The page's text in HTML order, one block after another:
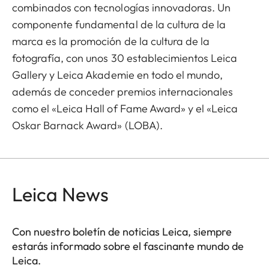
combinados con tecnologías innovadoras. Un
componente fundamental de la cultura de la
marca es la promoción de la cultura de la
fotografía, con unos 30 establecimientos Leica
Gallery y Leica Akademie en todo el mundo,
además de conceder premios internacionales
como el «Leica Hall of Fame Award» y el «Leica
Oskar Barnack Award» (LOBA).
Leica News
Con nuestro boletín de noticias Leica, siempre
estarás informado sobre el fascinante mundo de
Leica.